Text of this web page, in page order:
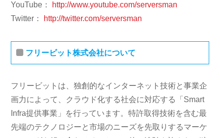
YouTube： http://www.youtube.com/serversman
Twitter： http://twitter.com/serversman
フリービット株式会社について
フリービットは、独創的なインターネット技術と事業企
画力によって、クラウド化する社会に対応する「Smart
Infra提供事業」を行っています。特許取得技術を含む最
先端のテクノロジーと市場のニーズを先取りするマーケ